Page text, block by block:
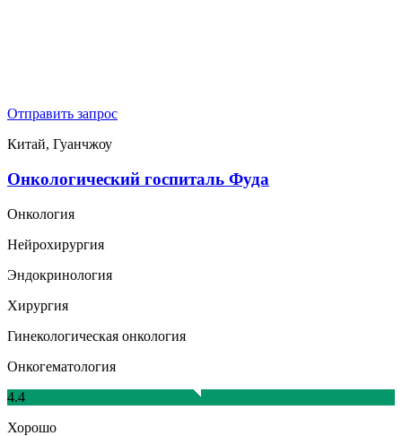
Отправить запрос
Китай, Гуанчжоу
Онкологический госпиталь Фуда
Онкология
Нейрохирургия
Эндокринология
Хирургия
Гинекологическая онкология
Онкогематология
4.4
Хорошо